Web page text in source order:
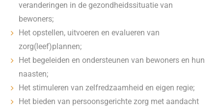
veranderingen in de gezondheidssituatie van
bewoners;
Het opstellen, uitvoeren en evalueren van
zorg(leef)plannen;
Het begeleiden en ondersteunen van bewoners en hun
naasten;
Het stimuleren van zelfredzaamheid en eigen regie;
Het bieden van persoonsgerichte zorg met aandacht